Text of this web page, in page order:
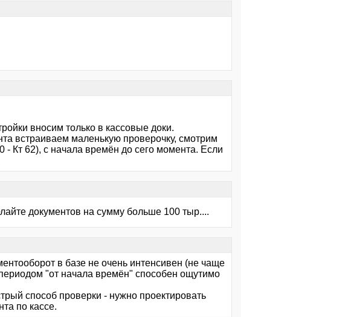
вносим только в кассовые доки.
встраиваем маленькую проверочку, смотрим
- Кт 62), с начала времён до сего момента. Если
документов на сумму больше 100 тыр....
в базе не очень интенсивен (не чаще
"от начала времён" способен ощутимо
способ проверки - нужно проектировать
по кассе.